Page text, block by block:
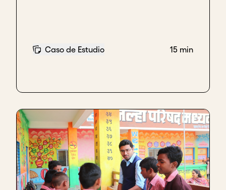
Caso de Estudio 15 min